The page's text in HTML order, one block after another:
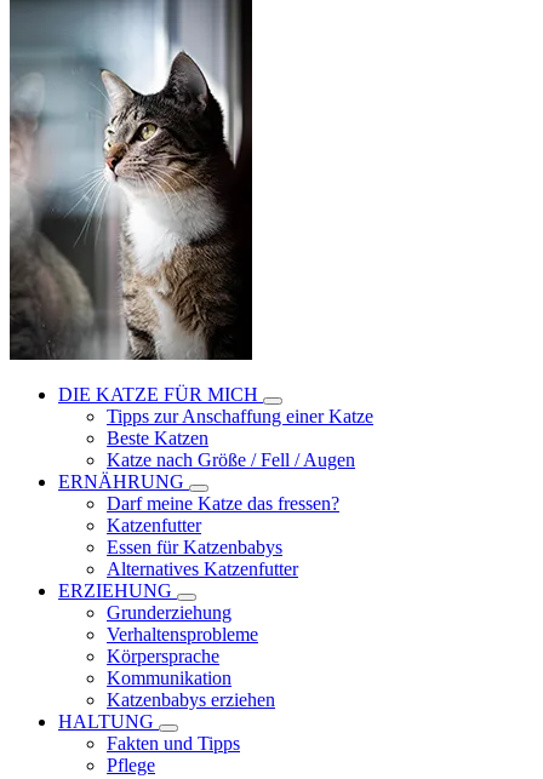
DIE KATZE FÜR MICH
Tipps zur Anschaffung einer Katze
Beste Katzen
Katze nach Größe / Fell / Augen
ERNÄHRUNG
Darf meine Katze das fressen?
Katzenfutter
Essen für Katzenbabys
Alternatives Katzenfutter
ERZIEHUNG
Grunderziehung
Verhaltensprobleme
Körpersprache
Kommunikation
Katzenbabys erziehen
HALTUNG
Fakten und Tipps
Pflege